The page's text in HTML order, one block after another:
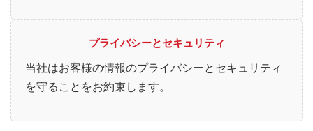
プライバシーとセキュリティ
当社はお客様の情報のプライバシーとセキュリティ
を守ることをお約束します。